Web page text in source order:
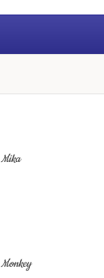
Mika
Monkey